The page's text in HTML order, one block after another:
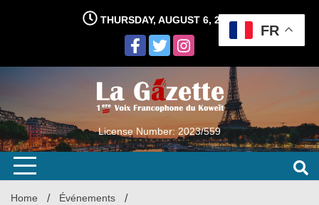
THURSDAY, AUGUST 6, 2026
License Number: 2023/559
Home
Événements
FR